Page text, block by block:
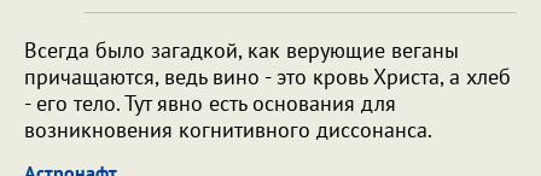
Всегда было загадкой, как верующие веганы
причащаются, ведь вино - это кровь Христа, а хлеб
- его тело. Тут явно есть основания для
возникновения когнитивного диссонанса.